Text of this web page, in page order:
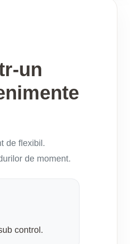
un
de flexibil.
de moment.
control.